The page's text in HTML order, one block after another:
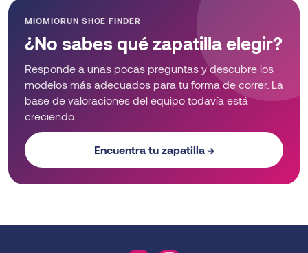
MIOMIORUN SHOE FINDER
¿No sabes qué zapatilla elegir?
Responde a unas pocas preguntas y descubre los
modelos más adecuados para tu forma de correr. La
base de valoraciones del equipo todavía está
creciendo.
Encuentra tu zapatilla →